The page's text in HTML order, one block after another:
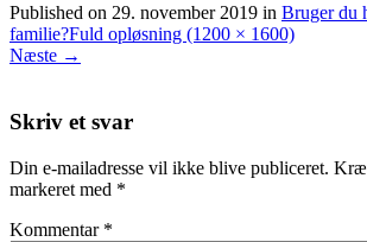
Published on 29. november 2019 in Bruger du
familie?Fuld opløsning (1200 × 1600)
Næste →
Skriv et svar
Din e-mailadresse vil ikke blive publiceret.
markeret med *
Kommentar *